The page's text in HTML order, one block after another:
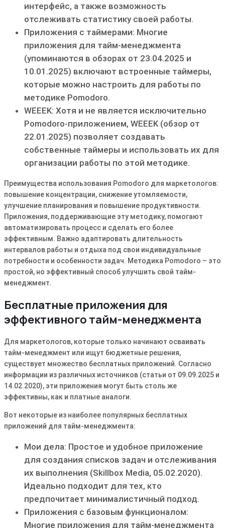
интерфейс, а также возможность
отслеживать статистику своей работы.
Приложения с таймерами: Многие
приложения для тайм-менеджмента
(упоминаются в обзорах от 23.04.2025 и
10.01.2025) включают встроенные таймеры,
которые можно настроить для работы по
методике Pomodoro.
WEEEK: Хотя и не является исключительно
Pomodoro-приложением, WEEEK (обзор от
22.01.2025) позволяет создавать
собственные таймеры и использовать их для
организации работы по этой методике.
Преимущества использования Pomodoro для маркетологов:
повышение концентрации, снижение утомляемости,
улучшение планирования и повышение продуктивности.
Приложения, поддерживающие эту методику, помогают
автоматизировать процесс и сделать его более
эффективным. Важно адаптировать длительность
интервалов работы и отдыха под свои индивидуальные
потребности и особенности задач. Методика Pomodoro – это
простой, но эффективный способ улучшить свой тайм-
менеджмент.
Бесплатные приложения для
эффективного тайм-менеджмента
Для маркетологов, которые только начинают осваивать
тайм-менеджмент или ищут бюджетные решения,
существует множество бесплатных приложений. Согласно
информации из различных источников (статьи от 09.09.2025 и
14.02.2020), эти приложения могут быть столь же
эффективны, как и платные аналоги.
Вот некоторые из наиболее популярных бесплатных
приложений для тайм-менеджмента:
Мои дела: Простое и удобное приложение
для создания списков задач и отслеживания
их выполнения (Skillbox Media, 05.02.2020).
Идеально подходит для тех, кто
предпочитает минималистичный подход.
Приложения с базовым функционалом:
Многие приложения для тайм-менеджмента